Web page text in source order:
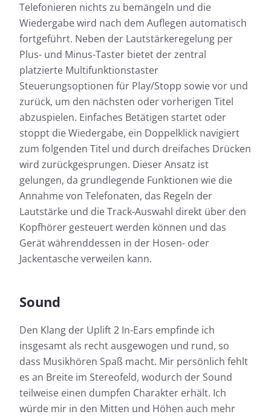
Telefonieren nichts zu bemängeln und die
Wiedergabe wird nach dem Auflegen automatisch
fortgeführt. Neben der Lautstärkeregelung per
Plus- und Minus-Taster bietet der zentral
platzierte Multifunktionstaster
Steuerungsoptionen für Play/Stopp sowie vor und
zurück, um den nächsten oder vorherigen Titel
abzuspielen. Einfaches Betätigen startet oder
stoppt die Wiedergabe, ein Doppelklick navigiert
zum folgenden Titel und durch dreifaches Drücken
wird zurückgesprungen. Dieser Ansatz ist
gelungen, da grundlegende Funktionen wie die
Annahme von Telefonaten, das Regeln der
Lautstärke und die Track-Auswahl direkt über den
Kopfhörer gesteuert werden können und das
Gerät währenddessen in der Hosen- oder
Jackentasche verweilen kann.
Sound
Den Klang der Uplift 2 In-Ears empfinde ich
insgesamt als recht ausgewogen und rund, so
dass Musikhören Spaß macht. Mir persönlich fehlt
es an Breite im Stereofeld, wodurch der Sound
teilweise einen dumpfen Charakter erhält. Ich
würde mir in den Mitten und Höhen auch mehr